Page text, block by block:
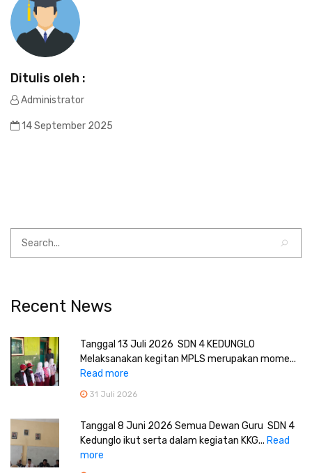
Ditulis oleh :
Administrator
14 September 2025
Recent News
Tanggal 13 Juli 2026 SDN 4 KEDUNGLO
Melaksanakan kegitan MPLS merupakan mome...
Read more
31 Juli 2026
Tanggal 8 Juni 2026 Semua Dewan Guru SDN 4
Kedunglo ikut serta dalam kegiatan KKG... Read
more